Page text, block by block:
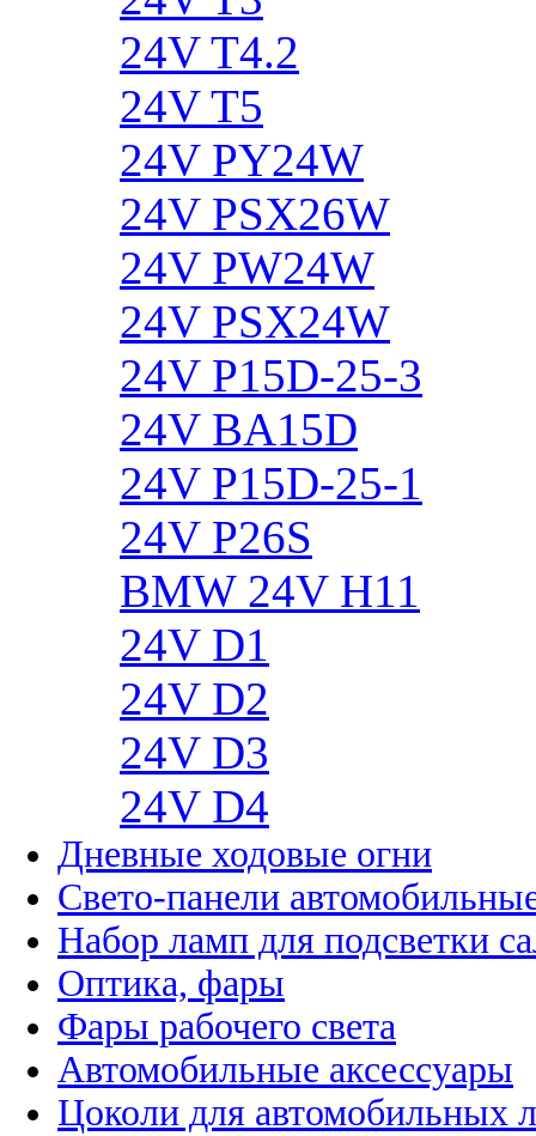
24V T4.2
24V T5
24V PY24W
24V PSX26W
24V PW24W
24V PSX24W
24V P15D-25-3
24V BA15D
24V P15D-25-1
24V P26S
BMW 24V H11
24V D1
24V D2
24V D3
24V D4
Дневные ходовые огни
Свето-панели
Набор ламп для подсветки
Оптика, фары
Фары рабочего света
Автомобильные аксессуары
Цоколи для автомобильных